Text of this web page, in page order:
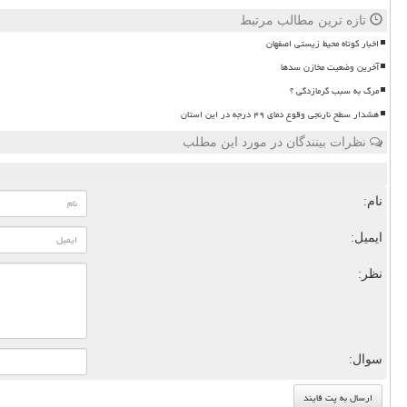
تازه ترین مطالب مرتبط
اخبار کوتاه محیط زیستی اصفهان
آخرین وضعیت مخازن سدها
مرگ به سبب گرمازدگی ؟
هشدار سطح نارنجی وقوع دمای ۴۹ درجه در این استان
نظرات بینندگان در مورد این مطلب
نام:
ایمیل:
نظر:
سوال: